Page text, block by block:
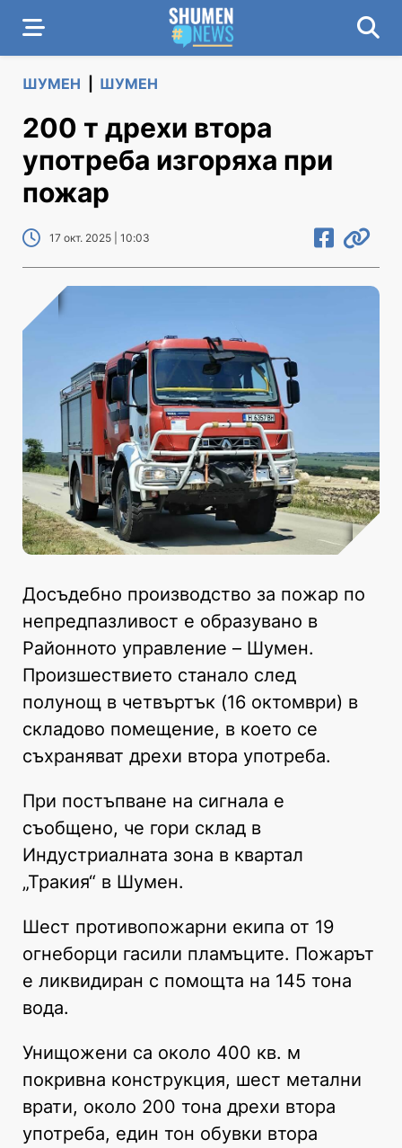
ШУМЕН ШУМЕН
200 т дрехи втора
употреба изгоряха при
пожар
17 окт. 2025 | 10:03
Досъдебно производство за пожар по
непредпазливост е образувано в
Районното управление – Шумен.
Произшествието станало след
полунощ в четвъртък (16 октомври) в
складово помещение, в което се
съхраняват дрехи втора употреба.
При постъпване на сигнала е
съобщено, че гори склад в
Индустриалната зона в квартал
„Тракия“ в Шумен.
Шест противопожарни екипа от 19
огнеборци гасили пламъците. Пожарът
е ликвидиран с помощта на 145 тона
вода.
Унищожени са около 400 кв. м
покривна конструкция, шест метални
врати, около 200 тона дрехи втора
употреба, един тон обувки втора